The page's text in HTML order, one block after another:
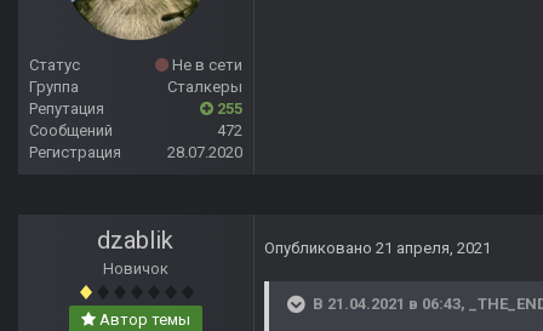
Статус
Не в сети
Группа
Сталкеры
Репутация
255
Сообщений
472
Регистрация
28.07.2020
dzablik
Новичок
Автор темы
Опубликовано 21 апреля, 2021
В 21.04.2021 в 06:43,